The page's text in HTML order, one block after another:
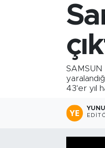
SAMSUN
43'er yıl
Samsun Rehberi
Resmi İlanlar
SAMSUN Namaz
Samsun Trafik
Süper Lig Puan
Tüm Manşetler
Son Dakika